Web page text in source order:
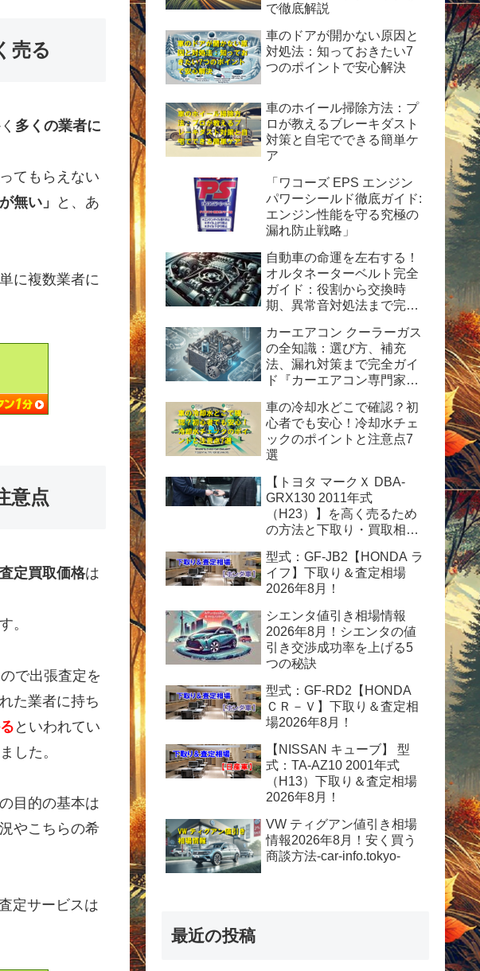
売る
多くの業者に
てもらえない
無い」
と、あ
に複数業者に
意点
定買取価格は
。
で出張査定を
た業者に持ち
といわれてい
した。
目的の基本は
やこちらの希
定サービスは
で徹底解説
車のドアが開かない原因と
対処法：知っておきたい7
つのポイントで安心解決
車のホイール掃除方法：プ
ロが教えるブレーキダスト
対策と自宅でできる簡単ケ
ア
「ワコーズ EPS エンジン
パワーシールド徹底ガイド:
エンジン性能を守る究極の
漏れ防止戦略」
自動車の命運を左右する！
オルタネーターベルト完全
ガイド：役割から交換時
期、異常音対処法まで完全
カーエアコン クーラーガス
の全知識：選び方、補充
法、漏れ対策まで完全ガイ
ド『カーエアコン専門家が
全ガイド：安全性、経済
性、および運用のヒント』
車の冷却水どこで確認？初
心者でも安心！冷却水チェ
ックのポイントと注意点7
選
【トヨタ マークＸ DBA-
GRX130 2011年式
（H23）】を高く売るため
の方法と下取り・買取相場
型式：GF-JB2【HONDA ラ
イフ】下取り＆査定相場
2026年8月！
シエンタ値引き相場情報
2026年8月！シエンタの値
引き交渉成功率を上げる5
つの秘訣
型式：GF-RD2【HONDA
ＣＲ－Ｖ】下取り＆査定相
場2026年8月！
【NISSAN キューブ】 型
式：TA-AZ10 2001年式
（H13）下取り＆査定相場
2026年8月！
VW ティグアン値引き相場
情報2026年8月！安く買う
商談方法-car-info.tokyo-
最近の投稿